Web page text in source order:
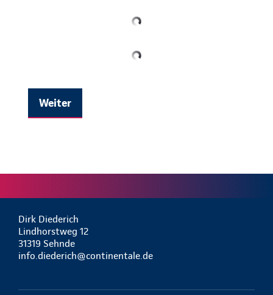
Weiter
Dirk Diederich
Lindhorstweg 12
31319 Sehnde
info.diederich@continentale.de